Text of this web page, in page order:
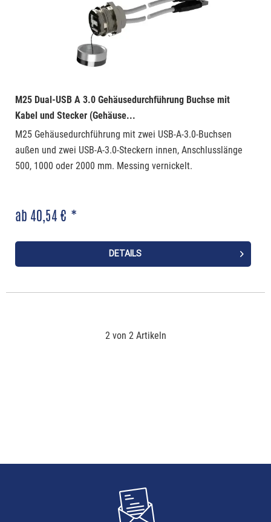
M25 Dual-USB A 3.0 Gehäusedurchführung Buchse mit
Kabel und Stecker (Gehäuse...
M25 Gehäusedurchführung mit zwei USB-A-3.0-Buchsen
außen und zwei USB-A-3.0-Steckern innen, Anschlusslänge
500, 1000 oder 2000 mm. Messing vernickelt.
ab 40,54 € *
DETAILS
2 von 2 Artikeln